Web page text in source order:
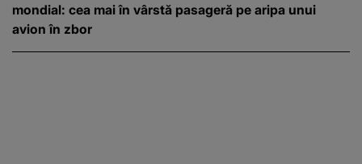
mondial: cea mai în vârstă pasageră pe aripa unui
avion în zbor